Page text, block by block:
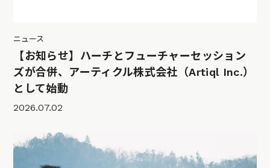
ニュース
【お知らせ】ハーチとフューチャーセッション
ズが合併、アーティクル株式会社（Artiql Inc.）
として始動
2026.07.02